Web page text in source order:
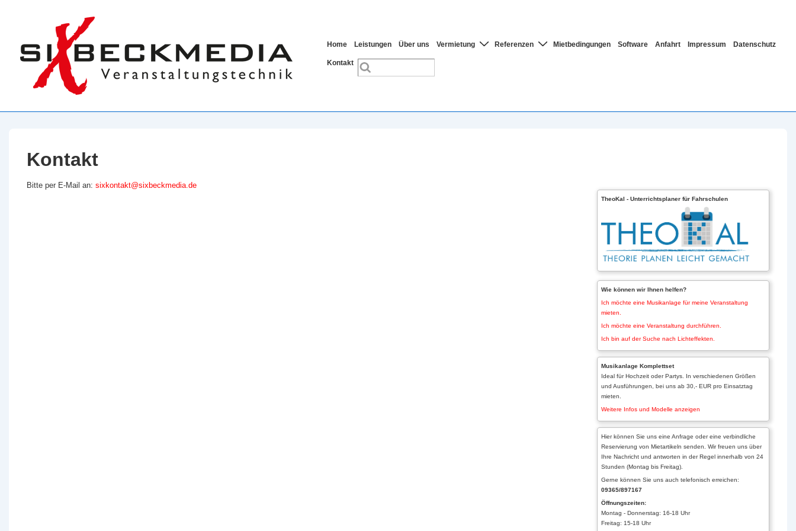
Hauptnavigation
Home Leistungen Über uns Vermietung Referenzen Mietbedingungen Software Anfahrt Impressum Datenschutz
Kontakt
Kontakt
Bitte per E-Mail an: sixkontakt@sixbeckmedia.de
TheoKal - Unterrichtsplaner für Fahrschulen
Wie können wir Ihnen helfen?
Ich möchte eine Musikanlage für meine Veranstaltung
mieten.
Ich möchte eine Veranstaltung durchführen.
Ich bin auf der Suche nach Lichteffekten.
Musikanlage Komplettset
Ideal für Hochzeit oder Partys. In verschiedenen Größen
und Ausführungen, bei uns ab 30,- EUR pro Einsatztag
mieten.
Weitere Infos und Modelle anzeigen
Hier können Sie uns eine Anfrage oder eine verbindliche
Reservierung von Mietartikeln senden. Wir freuen uns über
Ihre Nachricht und antworten in der Regel innerhalb von 24
Stunden (Montag bis Freitag).
Gerne können Sie uns auch telefonisch erreichen:
09365/897167
Öffnungszeiten:
Montag - Donnerstag: 16-18 Uhr
Freitag: 15-18 Uhr